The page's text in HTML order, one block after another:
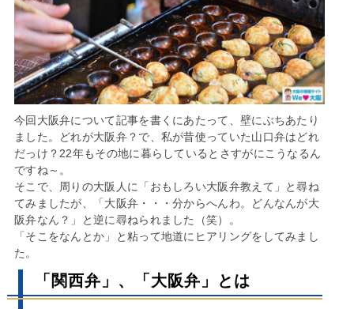
今回大阪弁について記事を書くにあたって、壁にぶちあたり
ました。どれが大阪弁？で、私が昔使っていた山口弁はどれ
だっけ？22年もその地に暮らしているとさすがにこうなるん
ですね～。
そこで、周りの大阪人に「おもしろい大阪弁教えて」と尋ね
てみましたが、「大阪弁・・・分からへんわ。どんなんが大
阪弁なん？」と逆に尋ねられました（笑）。
「そこをなんとか」と粘って地道にヒアリングをしてみまし
た。
「関西弁」、「大阪弁」とは